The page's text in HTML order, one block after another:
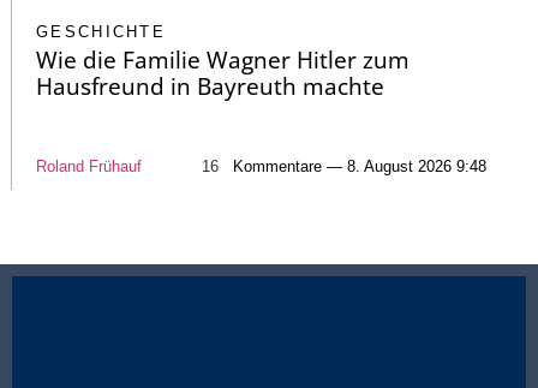
GESCHICHTE
Wie die Familie Wagner Hitler zum
Hausfreund in Bayreuth machte
Roland Frühauf 16 Kommentare — 8. August 2026 9:48